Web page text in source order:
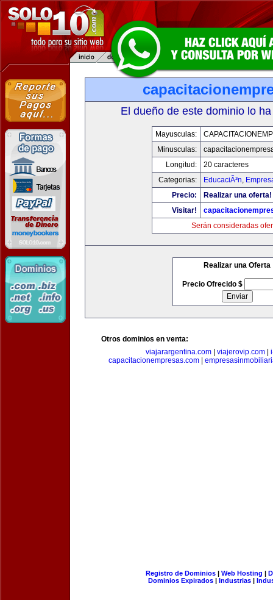
El dueño de este dominio lo
Mayusculas:
Minusculas:
Longitud:
20 caracteres
Categorias:
EducaciÃ³n,
Precio:
Realizar una oferta!
Visitar!
Serán consideradas
Realizar una Oferta
Precio Ofrecido $
Otros dominios en venta:
viajarargentina.com| viajerovip.com|
capacitacionempresas.com|
Registro de Dominios| Web Hosting |
Dominios Expirados | Industrias |